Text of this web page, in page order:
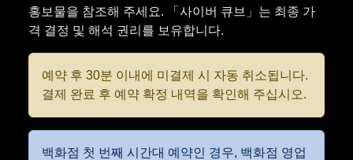
홍보물을 참조해 주세요. 「사이버 큐브」는 최종 가
격 결정 및 해석 권리를 보유합니다.
예약 후 30분 이내에 미결제 시 자동 취소됩니다.
결제 완료 후 예약 확정 내역을 확인해 주십시오.
백화점 첫 번째 시간대 예약인 경우, 백화점 영업